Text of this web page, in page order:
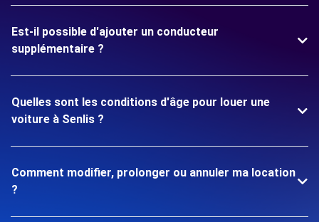
Est-il possible d'ajouter un conducteur
supplémentaire ?
Quelles sont les conditions d'âge pour louer une
voiture à Senlis ?
Comment modifier, prolonger ou annuler ma location
?